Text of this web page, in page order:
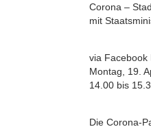
Corona –
mit
via Facebook
Montag, 19.
14.00 bis
Die Corona-